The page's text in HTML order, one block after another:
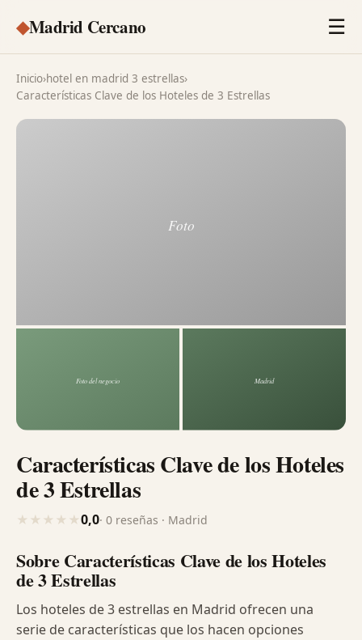
◆Madrid Cercano ☰
Inicio›hotel en madrid 3 estrellas›
Características Clave de los Hoteles de 3 Estrellas
Características Clave de los Hoteles
de 3 Estrellas
★ ★ ★ ★ ★0,0· 0 reseñas · Madrid
Sobre Características Clave de los Hoteles
de 3 Estrellas
Los hoteles de 3 estrellas en Madrid ofrecen una
serie de características que los hacen opciones